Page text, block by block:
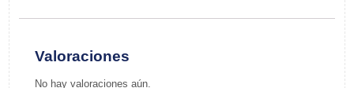
Valoraciones
No hay valoraciones aún.